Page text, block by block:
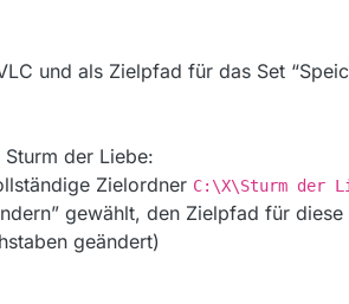
und als Zielpfad für das Set
der Liebe:
Zielordner C:\X\Sturm der
gewählt, den Zielpfad für
geändert)